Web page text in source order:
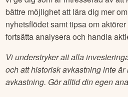
bättre möjlighet att lära dig mer
nyhetsflödet samt tipsa om
fortsätta analysera och handla
Vi understryker att alla
och att historisk avkastning inte
avkastning. Gör alltid din egen